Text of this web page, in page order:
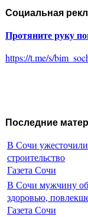
Социальная
Протяните руку
https://t.me/s/
Последние
В Сочи ужесточили
строительство
Газета Сочи
В Сочи мужчину
здоровью,
Газета Сочи